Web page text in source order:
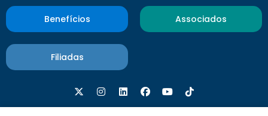
Benefícios Associados
Filiadas